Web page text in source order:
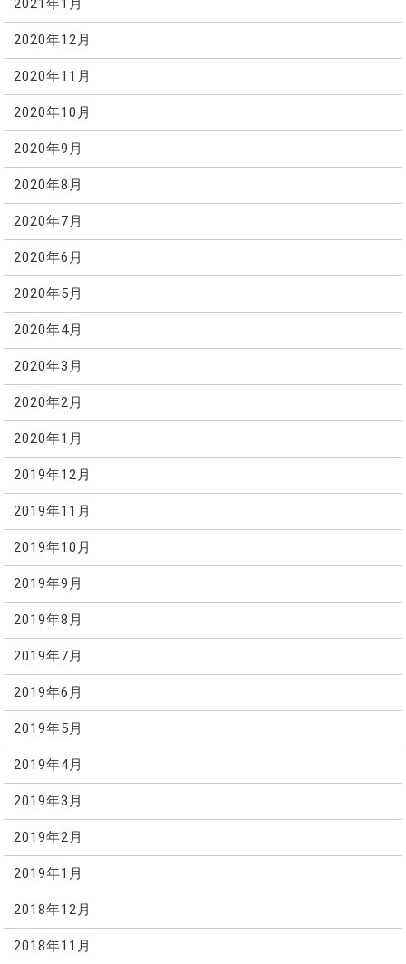
2021年1月
2020年12月
2020年11月
2020年10月
2020年9月
2020年8月
2020年7月
2020年6月
2020年5月
2020年4月
2020年3月
2020年2月
2020年1月
2019年12月
2019年11月
2019年10月
2019年9月
2019年8月
2019年7月
2019年6月
2019年5月
2019年4月
2019年3月
2019年2月
2019年1月
2018年12月
2018年11月